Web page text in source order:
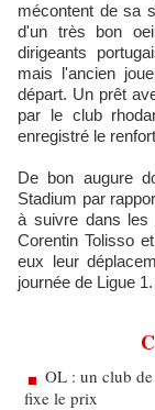
mécontent de sa
d'un très bon
dirigeants
mais l'ancien
départ. Un prêt
par le club
enregistré le
De bon augure
Stadium par
à suivre dans les
Corentin Tolisso
eux leur
journée de Ligue 1.
OL : un club
fixe le prix